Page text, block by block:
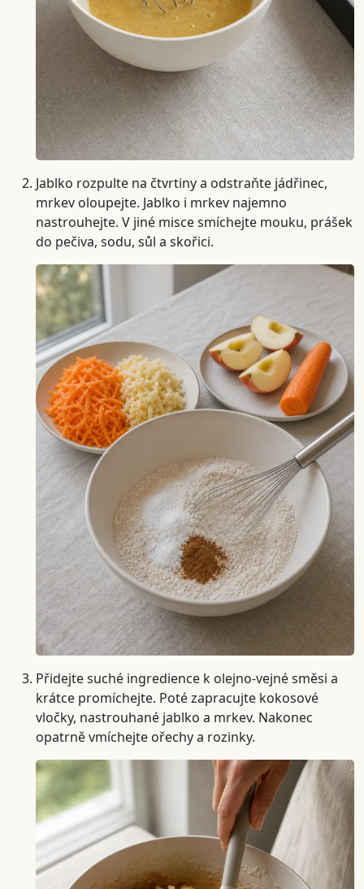
Jablko rozpulte na čtvrtiny a odstraňte jádřinec,
mrkev oloupejte. Jablko i mrkev najemno
nastrouhejte. V jiné misce smíchejte mouku, prášek
do pečiva, sodu, sůl a skořici.
Přidejte suché ingredience k olejno-vejné směsi a
krátce promíchejte. Poté zapracujte kokosové
vločky, nastrouhané jablko a mrkev. Nakonec
opatrně vmíchejte ořechy a rozinky.